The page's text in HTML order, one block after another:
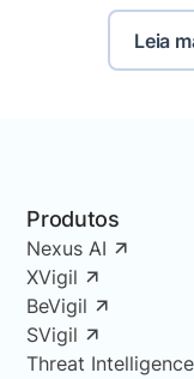
Leia
Produtos
Nexus AI
XVigil
BeVigil
SVigil
Threat Intelligence